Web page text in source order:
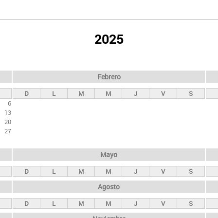
2025
6
13
20
27
Febrero
D L M M J V S
Mayo
D L M M J V S
Agosto
D L M M J V S